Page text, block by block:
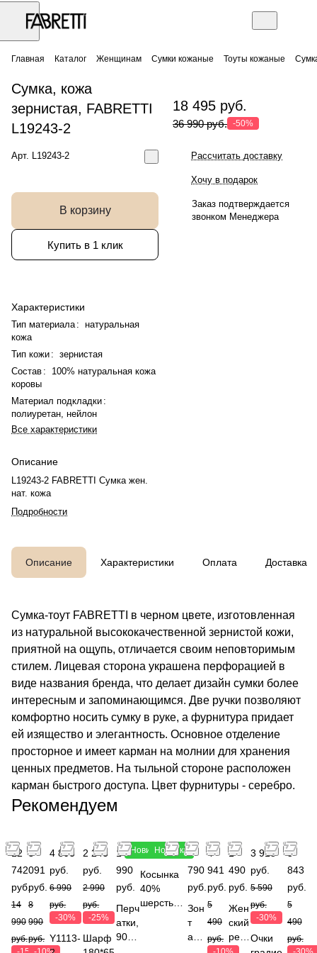
Главная Каталог Женщинам Сумки кожаные Тоуты кожаные
Сумка, кожа
зернистая, FABRETTI
L19243-2
Арт. L19243-2
В корзину
Купить в 1 клик
Характеристики
Тип материала : натуральная
кожа
Тип кожи : зернистая
Состав :
100% натуральная кожа
коровы
Материал подкладки :
полиуретан, нейлон
Все характеристики
Описание
L19243-2 FABRETTI Сумка жен.
нат. кожа
Подробности
18 495 руб.
36 990 руб. -50%
Рассчитать доставку
Хочу в подарок
Заказ подтверждается
звонком Менеджера
Описание Характеристики Оплата Доставка
Сумка-тоут FABRETTI в черном цвете, изготовленная
из натуральной высококачественной зернистой кожи,
приятной на ощупь, отличается своим неповторимым
стилем. Лицевая сторона украшена перфорацией в
виде названия бренда, что делает дизайн сумки более
интересным и запоминающимся. Две ручки позволяют
комфортно носить сумку в руке, а фурнитура придает
ей изящество и элегантность. Основное отделение
просторное и имеет карман на молнии для хранения
ценных предметов. На тыльной стороне расположен
карман быстрого доступа. Цвет фурнитуры - серебро.
Рекомендуем
12
742
руб.
14
990
руб.
8
091
руб.
8
990
руб.
4 893
руб.
6 990
руб.
-30%
Y1113-
2 243
руб.
2 990
руб.
-25%
Шарф
Новинка
1
990
руб.
Перч
атки,
90%
Новинка
3 990 руб.
Косынка
40%
шерсть
2
790
руб.
Зон
т
авт
4
941
руб.
5
490
руб.
1
490
руб.
Жен
ский
рем
3 913
руб.
5 590
руб.
-30%
Очки
3
843
руб.
5
490
руб.